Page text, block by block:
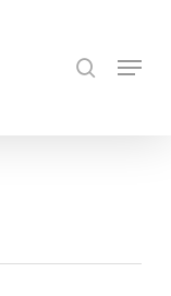
Menu
Close